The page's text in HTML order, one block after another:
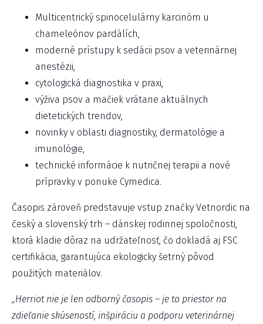
Multicentrický spinocelulárny karcinóm u
chameleónov pardálích,
moderné prístupy k sedácii psov a veterinárnej
anestézii,
cytologická diagnostika v praxi,
výživa psov a mačiek vrátane aktuálnych
dietetických trendov,
novinky v oblasti diagnostiky, dermatológie a
imunológie,
technické informácie k nutričnej terapii a nové
prípravky v ponuke Cymedica.
Časopis zároveň predstavuje vstup značky Vetnordic na
český a slovenský trh – dánskej rodinnej spoločnosti,
ktorá kladie dôraz na udržateľnosť, čo dokladá aj FSC
certifikácia, garantujúca ekologicky šetrný pôvod
použitých materiálov.
„Herriot nie je len odborný časopis – je to priestor na
zdieľanie skúseností, inšpiráciu a podporu veterinárnej